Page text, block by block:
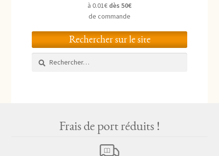
à 0.01€ dès 50€
de commande
Rechercher sur le site
Rechercher :
Frais de port réduits !